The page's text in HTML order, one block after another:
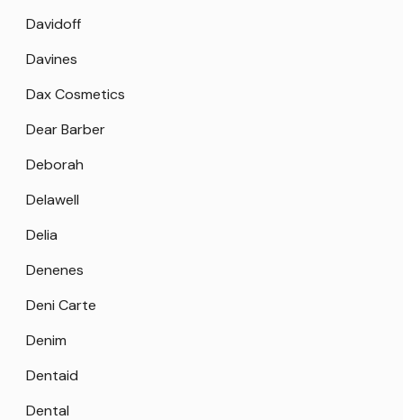
Davidoff
Davines
Dax Cosmetics
Dear Barber
Deborah
Delawell
Delia
Denenes
Deni Carte
Denim
Dentaid
Dental